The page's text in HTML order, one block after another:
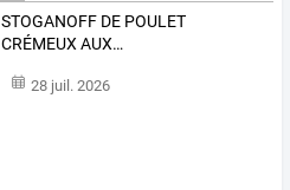
STOGANOFF DE POULET
CRÉMEUX AUX…
28 juil. 2026